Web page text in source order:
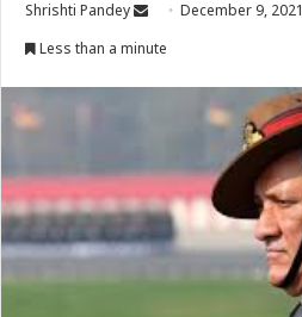
Shrishti Pandey
SendDecember 9, 2021
Less than a minute